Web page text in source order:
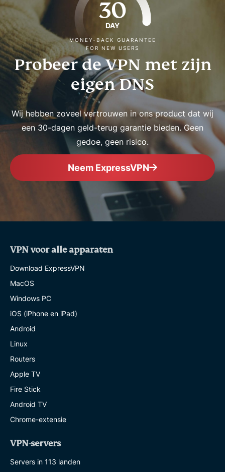
30
DAY
MONEY-BACK GUARANTEE
FOR NEW USERS
Probeer de VPN met zijn
eigen DNS
Wij hebben zoveel vertrouwen in ons product dat wij
een 30-dagen geld-terug garantie bieden. Geen
gedoe, geen risico.
Neem ExpressVPN
VPN voor alle apparaten
Download ExpressVPN
MacOS
Windows PC
iOS (iPhone en iPad)
Android
Linux
Routers
Apple TV
Fire Stick
Android TV
Chrome-extensie
VPN-servers
Servers in 113 landen